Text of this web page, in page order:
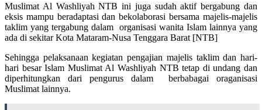
Muslimat Al Washliyah NTB ini juga sudah aktif bergabung dan
eksis mampu beradaptasi dan bekolaborasi bersama majelis-majelis
taklim yang tergabung dalam organisasi wanita Islam lainnya yang
ada di sekitar Kota Mataram-Nusa Tenggara Barat [NTB]
Sehingga pelaksanaan kegiatan pengajian majelis taklim dan hari-
hari besar Islam Muslimat Al Washliyah NTB tetap di undang dan
diperhitungkan dari pengurus dalam berbabagai oraganisasi
Muslimat lainnya.